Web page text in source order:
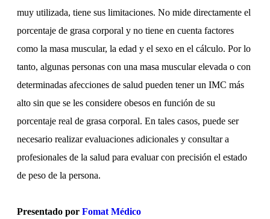
muy utilizada, tiene sus limitaciones. No mide directamente el
porcentaje de grasa corporal y no tiene en cuenta factores
como la masa muscular, la edad y el sexo en el cálculo. Por lo
tanto, algunas personas con una masa muscular elevada o con
determinadas afecciones de salud pueden tener un IMC más
alto sin que se les considere obesos en función de su
porcentaje real de grasa corporal. En tales casos, puede ser
necesario realizar evaluaciones adicionales y consultar a
profesionales de la salud para evaluar con precisión el estado
de peso de la persona.
Presentado por Fomat Médico